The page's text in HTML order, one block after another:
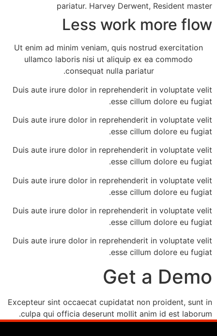
pariatur. Harvey Derwent, Resident master
Less work more flow
Ut enim ad minim veniam, quis nostrud exercitation
ullamco laboris nisi ut aliquip ex ea commodo
consequat nulla pariatur.
Duis aute irure dolor in reprehenderit in voluptate velit
esse cillum dolore eu fugiat.
Duis aute irure dolor in reprehenderit in voluptate velit
esse cillum dolore eu fugiat.
Duis aute irure dolor in reprehenderit in voluptate velit
esse cillum dolore eu fugiat.
Duis aute irure dolor in reprehenderit in voluptate velit
esse cillum dolore eu fugiat.
Duis aute irure dolor in reprehenderit in voluptate velit
esse cillum dolore eu fugiat.
Duis aute irure dolor in reprehenderit in voluptate velit
esse cillum dolore eu fugiat.
Get a Demo
Excepteur sint occaecat cupidatat non proident, sunt in
culpa qui officia deserunt mollit anim id est laborum.